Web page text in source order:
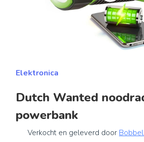
Elektronica
Dutch Wanted
powerbank
Verkocht en geleverd door